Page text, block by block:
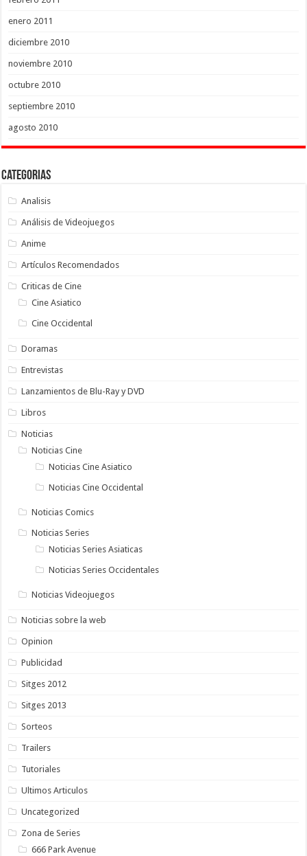
enero 2011
diciembre 2010
noviembre 2010
octubre 2010
septiembre 2010
agosto 2010
Categorias
Analisis
Análisis de Videojuegos
Anime
Artículos Recomendados
Criticas de Cine
Cine Asiatico
Cine Occidental
Doramas
Entrevistas
Lanzamientos de Blu-Ray y DVD
Libros
Noticias
Noticias Cine
Noticias Cine Asiatico
Noticias Cine Occidental
Noticias Comics
Noticias Series
Noticias Series Asiaticas
Noticias Series Occidentales
Noticias Videojuegos
Noticias sobre la web
Opinion
Publicidad
Sitges 2012
Sitges 2013
Sorteos
Trailers
Tutoriales
Ultimos Articulos
Uncategorized
Zona de Series
666 Park Avenue